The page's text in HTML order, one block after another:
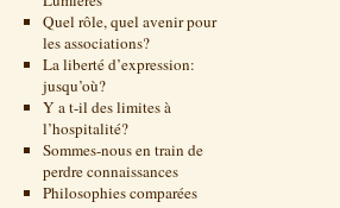
Quel rôle, quel avenir pour
les associations?
La liberté d’expression:
jusqu’où?
Y a t-il des limites à
l’hospitalité?
Sommes-nous en train de
perdre connaissances
Philosophies comparées